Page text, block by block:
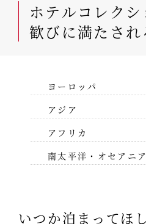
ホテルコレク
歓びに満たさ
ヨーロッパ
アジア
アフリカ
南太平洋・オセアニア
いつか泊まってほ